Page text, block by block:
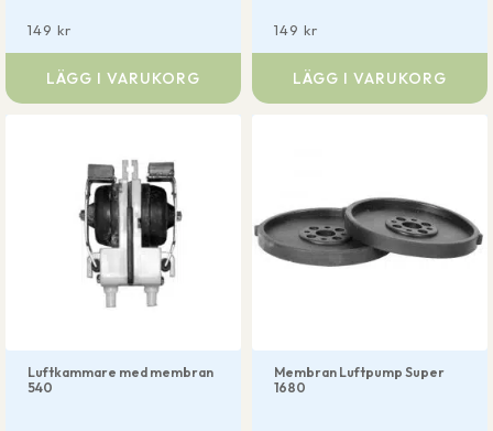
149 kr
LÄGG I VARUKORG
149 kr
LÄGG I VARUKORG
Luftkammare med membran
540
Membran Luftpump Super
1680